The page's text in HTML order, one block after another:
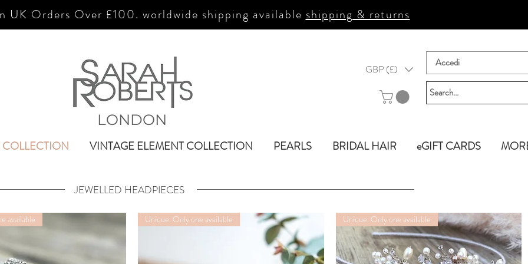
UK Orders Over £100. worldwide shipping availableshipping & returns
GBP (£) Accedi
VINTAGE ELEMENT COLLECTION PEARLS BRIDAL HAIR eGIFT CARDS
LONDON
JEWELLED HEADPIECES
available Unique. Only one available Unique. Only one available